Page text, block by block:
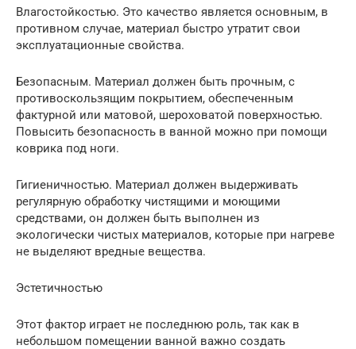
Влагостойкостью. Это качество является основным, в
противном случае, материал быстро утратит свои
эксплуатационные свойства.
Безопасным. Материал должен быть прочным, с
противоскользящим покрытием, обеспеченным
фактурной или матовой, шероховатой поверхностью.
Повысить безопасность в ванной можно при помощи
коврика под ноги.
Гигиеничностью. Материал должен выдерживать
регулярную обработку чистящими и моющими
средствами, он должен быть выполнен из
экологически чистых материалов, которые при нагреве
не выделяют вредные вещества.
Эстетичностью
Этот фактор играет не последнюю роль, так как в
небольшом помещении ванной важно создать